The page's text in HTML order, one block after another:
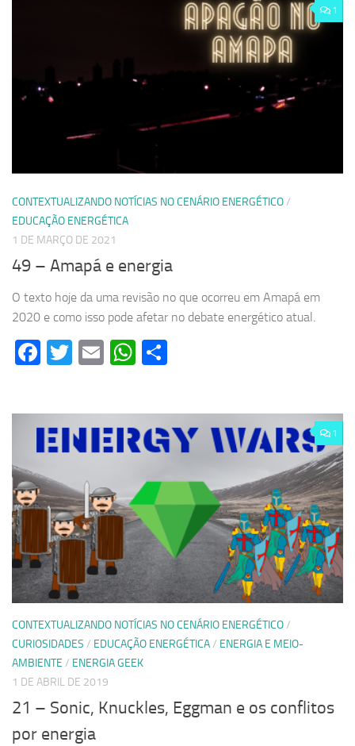
1
CONTEXTUALIZANDO NOTÍCIAS NO CENÁRIO ENERGÉTICO/
EDUCAÇÃO ENERGÉTICA
1 DE MARÇO DE 2021
49 – Amapá e energia
O texto hoje da uma revisão no que ocorreu em Amapá em
2020 e como isso pode afetar no debate energético atual.
Facebook
Twitter
EmailWhatsApp
1
CONTEXTUALIZANDO NOTÍCIAS NO CENÁRIO ENERGÉTICO/
CURIOSIDADES / EDUCAÇÃO ENERGÉTICA/ ENERGIA E MEIO-
AMBIENTE / ENERGIA GEEK
1 DE ABRIL DE 2019
21 – Sonic, Knuckles, Eggman e os conflitos
por energia